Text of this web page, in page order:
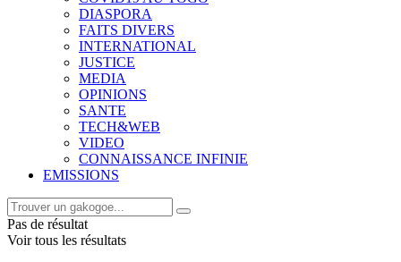
DIASPORA
FAITS DIVERS
INTERNATIONAL
JUSTICE
MEDIA
OPINIONS
SANTE
TECH&WEB
VIDEO
CONNAISSANCE INFINIE
EMISSIONS
Pas de résultat
Voir tous les résultats